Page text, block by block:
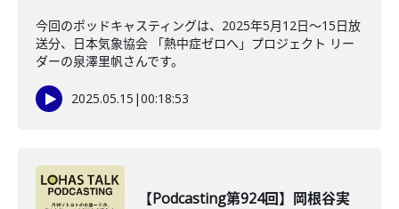
今回のポッドキャスティングは、2025年5月12日〜15日放
送分、日本気象協会 「熱中症ゼロへ」プロジェクト リー
ダーの泉澤里帆さんです。
2025.05.15 |00:18:53
【Podcasting第924回】岡根谷実